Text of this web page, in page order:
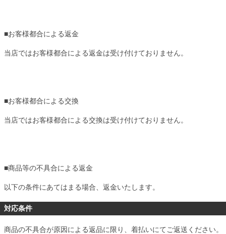
■お客様都合による返金
当店ではお客様都合による返金は受け付けておりません。
■お客様都合による交換
当店ではお客様都合による交換は受け付けておりません。
■商品等の不具合による返金
以下の条件にあてはまる場合、返金いたします。
対応条件
商品の不具合が原因による返品に限り、着払いにてご返送ください。